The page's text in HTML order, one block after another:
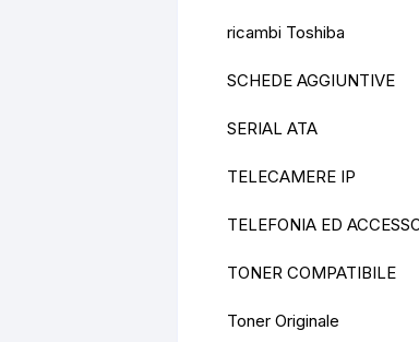
ricambi Toshiba
SCHEDE AGGIUNTIVE
SERIAL ATA
TELECAMERE IP
TELEFONIA ED
TONER COMPATIBILE
Toner Originale